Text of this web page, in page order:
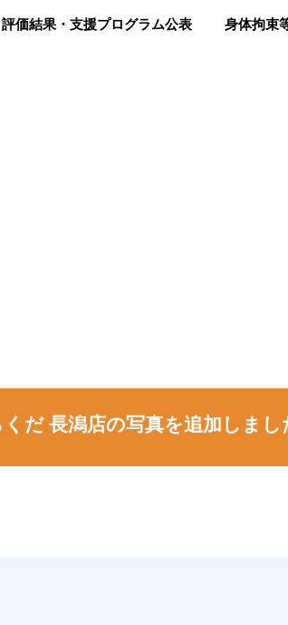
評価結果・支援プログラム公表 身体拘束
だ 長潟店の写真を追加しまし